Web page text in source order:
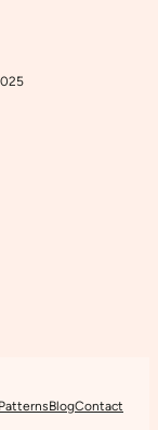
PatternsBlogContact